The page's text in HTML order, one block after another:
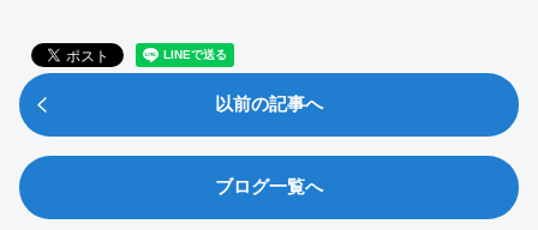
以前の記事へ
ブログ一覧へ